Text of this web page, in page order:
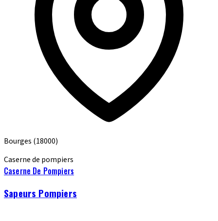
Bourges (18000)
Caserne de pompiers
Caserne De Pompiers
Sapeurs Pompiers